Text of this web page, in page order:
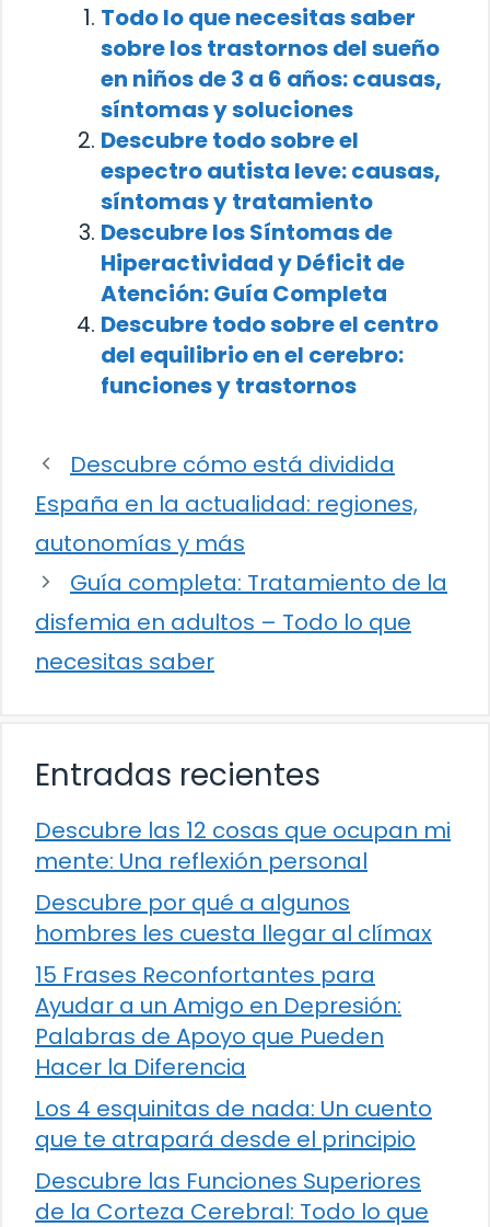
Todo lo que necesitas saber
sobre los trastornos del sueño
en niños de 3 a 6 años: causas,
síntomas y soluciones
Descubre todo sobre el
espectro autista leve: causas,
síntomas y tratamiento
Descubre los Síntomas de
Hiperactividad y Déficit de
Atención: Guía Completa
Descubre todo sobre el centro
del equilibrio en el cerebro:
funciones y trastornos
Descubre cómo está dividida
España en la actualidad: regiones,
autonomías y más
Guía completa: Tratamiento de la
disfemia en adultos – Todo lo que
necesitas saber
Entradas recientes
Descubre las 12 cosas que ocupan mi
mente: Una reflexión personal
Descubre por qué a algunos
hombres les cuesta llegar al clímax
15 Frases Reconfortantes para
Ayudar a un Amigo en Depresión:
Palabras de Apoyo que Pueden
Hacer la Diferencia
Los 4 esquinitas de nada: Un cuento
que te atrapará desde el principio
Descubre las Funciones Superiores
de la Corteza Cerebral: Todo lo que